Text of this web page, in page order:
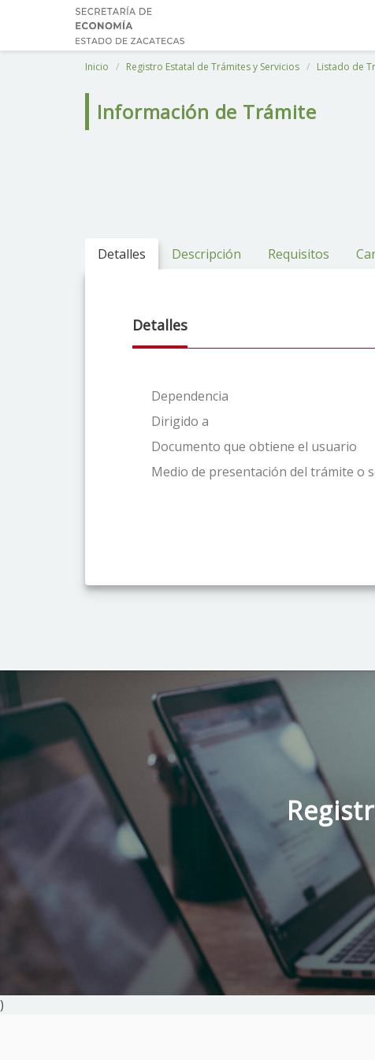
Inicio Registro Estatal de Trámites y Servicios Listado de
Información de Trámite
Detalles Descripción Requisitos
Detalles
Dependencia
Dirigido a
Documento que obtiene el usuario
Medio de presentación del trámite o
)